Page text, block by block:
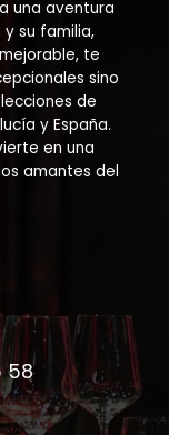
una aventura
y su familia,
te
sino
de
y España.
en una
amantes del
58